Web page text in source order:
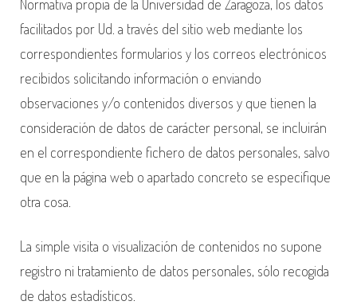
Normativa propia de la Universidad de Zaragoza, los datos
facilitados por Ud. a través del sitio web mediante los
correspondientes formularios y los correos electrónicos
recibidos solicitando información o enviando
observaciones y/o contenidos diversos y que tienen la
consideración de datos de carácter personal, se incluirán
en el correspondiente fichero de datos personales, salvo
que en la página web o apartado concreto se especifique
otra cosa.
La simple visita o visualización de contenidos no supone
registro ni tratamiento de datos personales, sólo recogida
de datos estadísticos.